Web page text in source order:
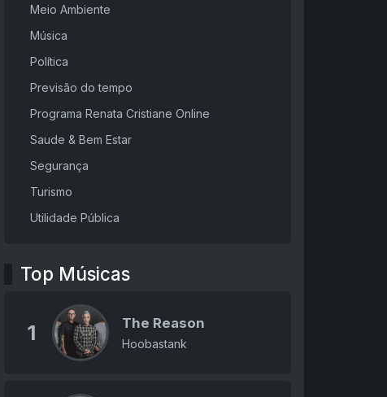
Meio Ambiente
Música
Política
Previsão do tempo
Programa Renata Cristiane Online
Saude & Bem Estar
Segurança
Turismo
Utilidade Pública
Top Músicas
1 The Reason
Hoobastank